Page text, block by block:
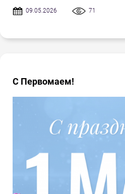
09.05.2026 71
С Первомаем!